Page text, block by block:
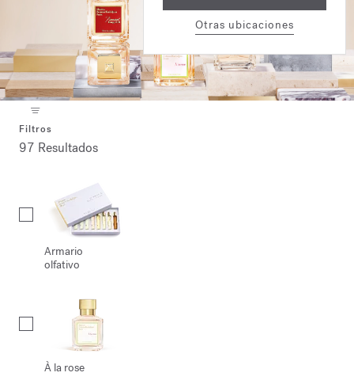
Otras ubicaciones
Filtros
97 Resultados
Armario
olfativo
À la rose